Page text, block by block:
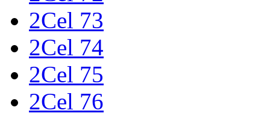
2Cel 73
2Cel 74
2Cel 75
2Cel 76